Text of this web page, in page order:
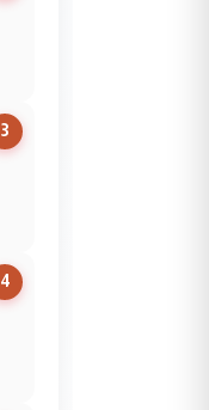
3
4